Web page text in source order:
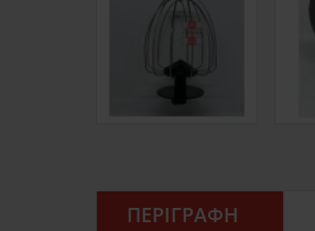
ΠΕΡΙΓΡΑΦΉ